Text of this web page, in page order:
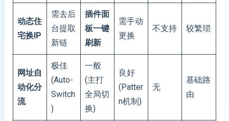
动态住
宅换IP
需去后
台提取
新链
插件面
板一键
刷新
需手动
更换
不支持 较繁琐
网址自
动化分
流
极佳
(Auto-
Switch
)
一般
(主打
全局切
换)
良好
(Patter
n机制)
无
基础路
由